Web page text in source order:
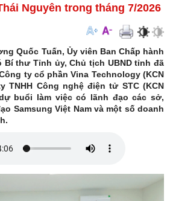
Nguyên trong tháng 7/2026
Quốc Tuấn, Ủy viên Ban Chấp hành
Bí thư Tỉnh ủy, Chủ tịch UBND tỉnh đã
ty cổ phần Vina Technology (KCN
TNHH Công nghệ điện tử STC (KCN
buổi làm việc có lãnh đạo các sở,
Samsung Việt Nam và một số doanh